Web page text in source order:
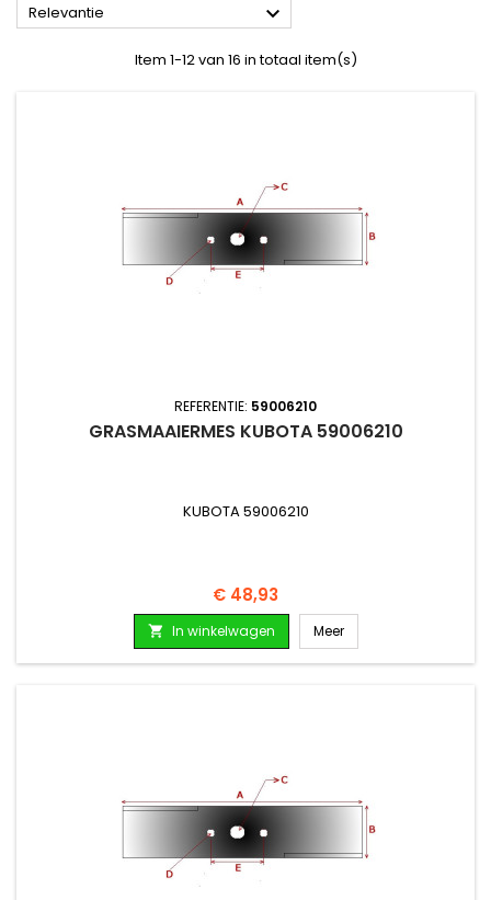
Relevantie 
Item 1-12 van 16 in totaal item(s)
REFERENTIE: 59006210
GRASMAAIERMES KUBOTA 59006210
KUBOTA 59006210
Prijs
€ 48,93
 In winkelwagen Meer